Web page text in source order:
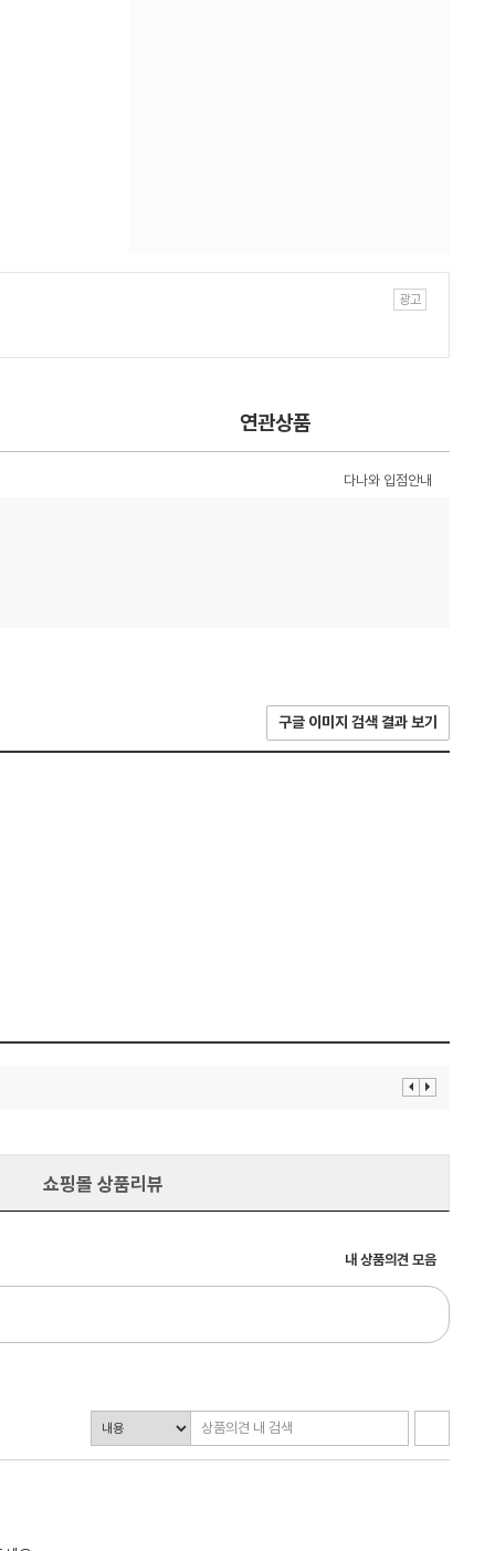
연관상품
다나와 입점안내
구글 이미지 검색 결과 보기
이 다
쇼핑몰 상품리뷰
내 상품의견 모음